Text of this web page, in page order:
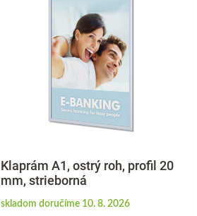
Klaprám A1, ostrý roh, profil 20
mm, strieborná
skladom doručíme 10. 8. 2026